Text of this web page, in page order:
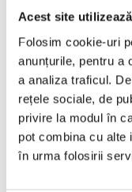
Acest site
Folosim cookie-uri
anunțurile, pentru a
a analiza traficul.
rețele sociale, de
privire la modul în
pot combina cu alte
în urma folosirii
RECEPȚIE SERVICE
Cosmin Tutala/Stefan
Service Reception
Tel: 0745 633 300